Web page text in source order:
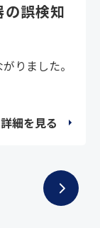
誤検知
りました。
詳細を見る